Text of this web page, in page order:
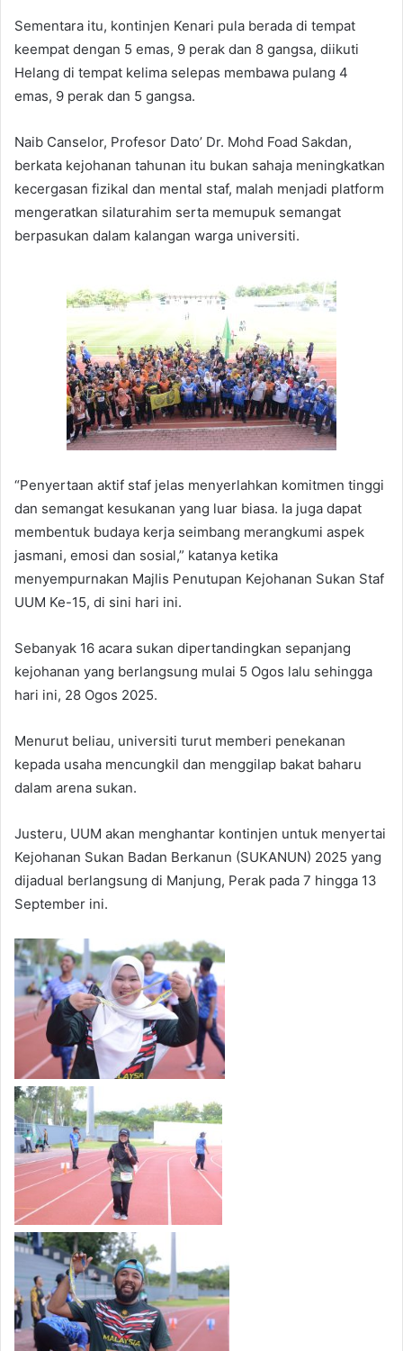
Sementara itu, kontinjen Kenari pula berada di tempat
keempat dengan 5 emas, 9 perak dan 8 gangsa, diikuti
Helang di tempat kelima selepas membawa pulang 4
emas, 9 perak dan 5 gangsa.
Naib Canselor, Profesor Dato’ Dr. Mohd Foad Sakdan,
berkata kejohanan tahunan itu bukan sahaja meningkatkan
kecergasan fizikal dan mental staf, malah menjadi platform
mengeratkan silaturahim serta memupuk semangat
berpasukan dalam kalangan warga universiti.
“Penyertaan aktif staf jelas menyerlahkan komitmen tinggi
dan semangat kesukanan yang luar biasa. Ia juga dapat
membentuk budaya kerja seimbang merangkumi aspek
jasmani, emosi dan sosial,” katanya ketika
menyempurnakan Majlis Penutupan Kejohanan Sukan Staf
UUM Ke-15, di sini hari ini.
Sebanyak 16 acara sukan dipertandingkan sepanjang
kejohanan yang berlangsung mulai 5 Ogos lalu sehingga
hari ini, 28 Ogos 2025.
Menurut beliau, universiti turut memberi penekanan
kepada usaha mencungkil dan menggilap bakat baharu
dalam arena sukan.
Justeru, UUM akan menghantar kontinjen untuk menyertai
Kejohanan Sukan Badan Berkanun (SUKANUN) 2025 yang
dijadual berlangsung di Manjung, Perak pada 7 hingga 13
September ini.